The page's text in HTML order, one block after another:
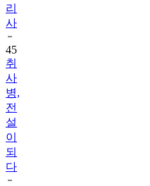
리
사
45
취
사
병,
전
설
이
되
다